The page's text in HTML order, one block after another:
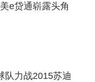
e贷通崭露头角
队力战2015苏迪